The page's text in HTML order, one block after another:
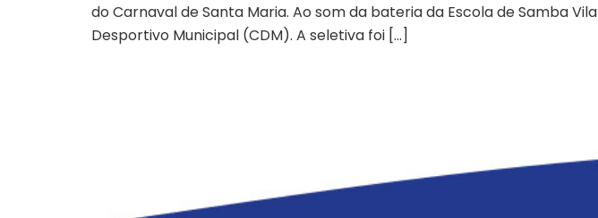
do Carnaval de Santa Maria. Ao som da bateria da Escola de Samba
Desportivo Municipal (CDM). A seletiva foi […]